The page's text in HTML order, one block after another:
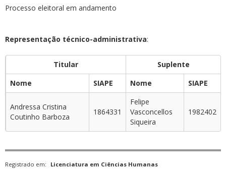
Processo eleitoral em andamento
Representação técnico-administrativa:
Titular
Suplente
Nome
SIAPE Nome SIAPE
Andressa Cristina
Coutinho Barboza
1864331
Felipe
Vasconcellos
Siqueira
1982402
Registrado em: Licenciatura em Ciências Humanas